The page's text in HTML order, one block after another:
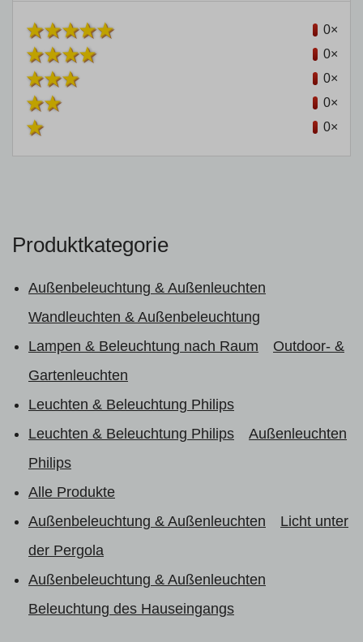
0×
0×
0×
0×
0×
Produktkategorie
Außenbeleuchtung & Außenleuchten
Wandleuchten & Außenbeleuchtung
Lampen & Beleuchtung nach Raum
Outdoor- &
Gartenleuchten
Leuchten & Beleuchtung Philips
Leuchten & Beleuchtung Philips
Außenleuchten
Philips
Alle Produkte
Außenbeleuchtung & Außenleuchten
Licht unter
der Pergola
Außenbeleuchtung & Außenleuchten
Beleuchtung des Hauseingangs